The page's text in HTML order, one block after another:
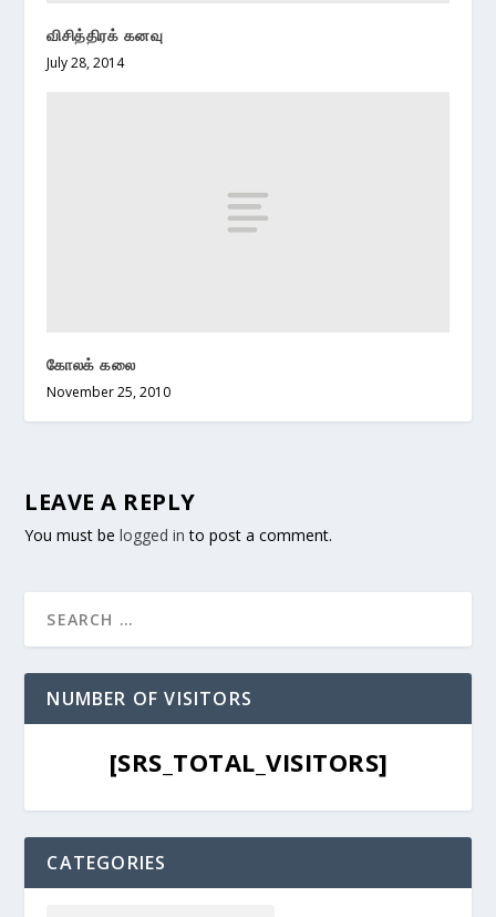
விசித்திரக் கனவு
July 28, 2014
கோலக் கலை
November 25, 2010
LEAVE A REPLY
You must belogged in to post a comment.
NUMBER OF VISITORS
[SRS_TOTAL_VISITORS]
CATEGORIES